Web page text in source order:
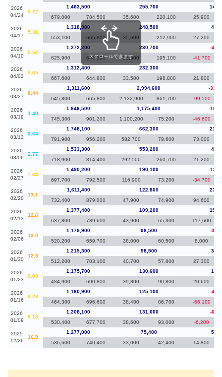
2026
04/24
5.72
1,463,500 255,700
679,000
784,500 35,600 220,100 25,900
2026
04/17
5.31
1,318,900 248,500
653,100
665,800 35,600 212,900 27,200
2026
04/10
5.52
1,272,200 230,700
-
625,900
646,300 35,600 195,100 -41,700
2026
04/03
5.65
1,312,400 232,300
667,600
644,800 33,500 198,800 21,800
2026
03/27
0.44
1,311,600 2,994,600
-
645,800
665,800 2,132,900 861,700 -99,500
2026
03/19
1.40
1,646,500 1,175,400
-
745,300
901,200 1,100,200 75,200 -46,600
2026
03/13
2.64
1,748,100 662,300
791,900
956,200 582,700 79,600 73,000
2026
03/06
2.77
1,533,300 553,200
718,900
814,400 292,500 260,700 21,200
2026
02/27
7.84
1,490,200 190,100
-
697,700
792,500 116,900 73,200 -34,700
2026
02/20
13.1
1,611,400 122,800
732,400
879,000 47,900 74,900 94,600
2026
02/13
12.6
1,377,400 109,200
637,800
739,600 43,900 65,300 117,600
2026
02/06
12.0
1,179,900 98,500
-
520,200
659,700 38,000 60,500 8,000
2026
01/30
12.3
1,215,300 98,500
512,200
703,100 40,700 57,800 27,300
2026
01/23
9.00
1,175,700 130,600
484,900
690,800 39,800 90,800 20,600
2026
01/16
9.28
1,160,900 125,100
-
464,300
696,600 38,400 86,700 -66,100
2026
01/09
9.18
1,208,100 131,600
-
530,400
677,700 38,600 93,000 -6,200
2025
12/26
16.9
1,277,000 75,400
536,600
740,400 33,000 42,400 14,800
スクロールできます